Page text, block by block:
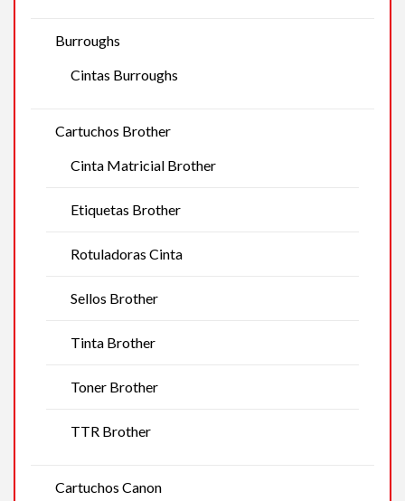
Burroughs
Cintas Burroughs
Cartuchos Brother
Cinta Matricial Brother
Etiquetas Brother
Rotuladoras Cinta
Sellos Brother
Tinta Brother
Toner Brother
TTR Brother
Cartuchos Canon